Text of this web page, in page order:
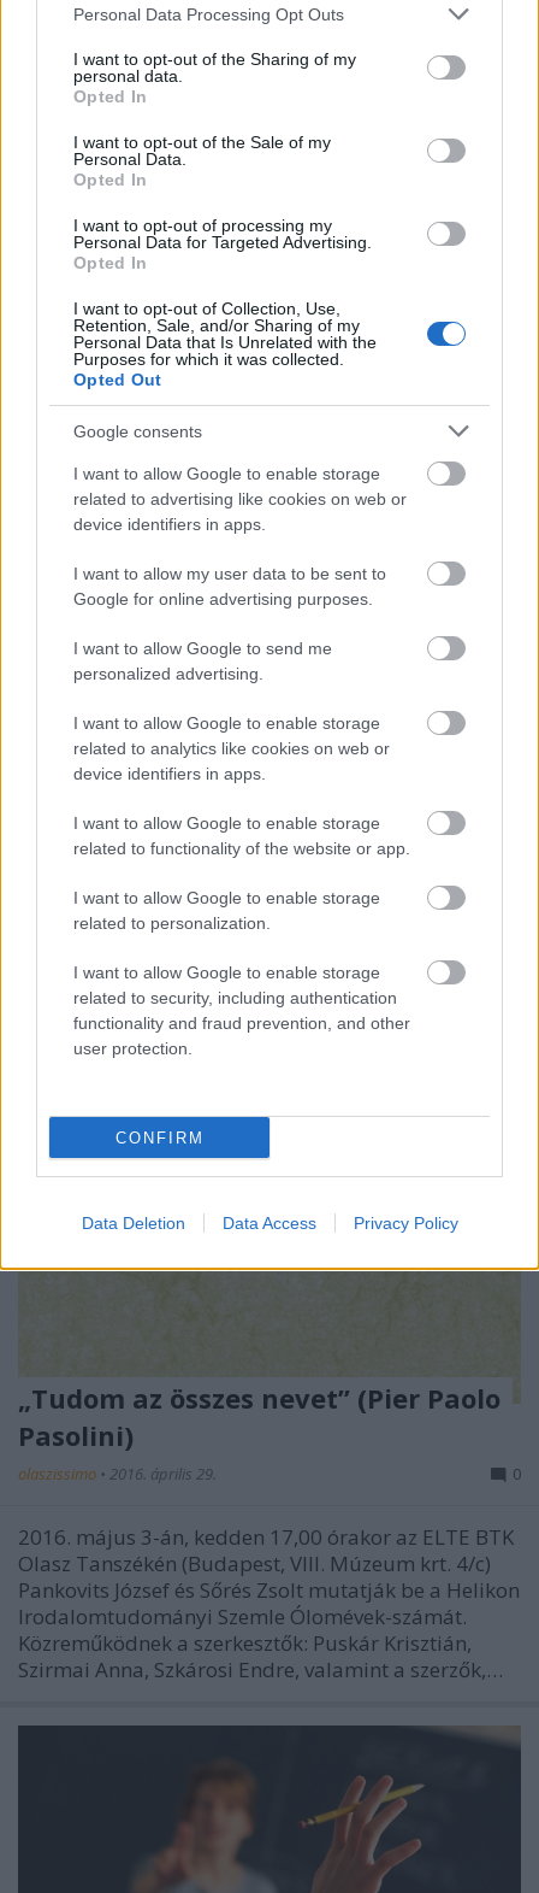
Please note that this website/app uses one or more Google
not limited to your visit or usage behaviour. You may click to
grant or deny consent to Google and its third-party tags to
use your data for below specified purposes in below Google
consent section.
Personal Data Processing Opt Outs
I want to opt-out of the Sharing of my
personal data.
Opted In
I want to opt-out of the Sale of my
Personal Data.
Opted In
I want to opt-out of processing my
Personal Data for Targeted Advertising.
Opted In
I want to opt-out of Collection, Use,
Retention, Sale, and/or Sharing of my
Personal Data that Is Unrelated with the
Purposes for which it was collected.
Opted Out
Google consents
I want to allow Google to enable storage
related to advertising like cookies on web or
device identifiers in apps.
I want to allow my user data to be sent to
Google for online advertising purposes.
I want to allow Google to send me
personalized advertising.
I want to allow Google to enable storage
related to analytics like cookies on web or
device identifiers in apps.
I want to allow Google to enable storage
related to functionality of the website or app.
I want to allow Google to enable storage
related to personalization.
I want to allow Google to enable storage
related to security, including authentication
functionality and fraud prevention, and other
user protection.
CONFIRM
Data Deletion Data Access Privacy Policy
Festival d’Italiano Gyulán - II
olaszissimo•2017. április 18.
Legutóbbi bejegyzésünk folytatásaként most az
ELTE Olasz Tanszéke által évtizedek óta gondozott
vers-és prózafordító versenyből a versfordító
pályázat eredményét és rövid értékelését közöljük,
Szkárosi Endre közlése alapján.
Affari poetici davanti alla Borsa -
Költői ügyletek a Börzén
olaszissimo•2016. december 22.
A Poetry and Discovery nemzetközi költészeti
mozgalom 2016. december 3-ára szervezte meg első
nagyszabású akcióját a milánói Börze előtti
lépcsőkre. Az eseményen a milánói, itáliai és kisebb
részben nemzetközi költői színtér több tucat
Angelo…
„Tudom az összes nevet” (Pier Paolo
Pasolini)
olaszissimo • 2016. április 29. 0
2016. május 3-án, kedden 17,00 órakor az ELTE BTK
Olasz Tanszékén (Budapest, VIII. Múzeum krt. 4/c)
Pankovits József és Sőrés Zsolt mutatják be a Helikon
Irodalomtudományi Szemle Ólomévek-számát.
Közreműködnek a szerkesztők: Puskár Krisztián,
Szirmai Anna, Szkárosi Endre, valamint a szerzők,…